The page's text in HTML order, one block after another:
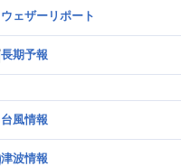
ウェザーリポート
長期予報
台風情報
津波情報